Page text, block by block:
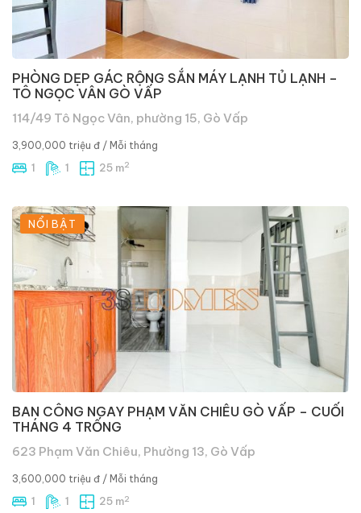
PHÒNG DẸP GÁC RỘNG SẮN MÁY LẠNH TỦ LẠNH –
TÔ NGỌC VÂN GÒ VẤP
114/49 Tô Ngọc Vân, phường 15, Gò Vấp
3,900,000 triệu đ / Mỗi tháng
1 1 25 m2
NỔI BẬT
BAN CÔNG NGAY PHẠM VĂN CHIÊU GÒ VẤP – CUỐI
THÁNG 4 TRỐNG
623 Phạm Văn Chiêu, Phường 13, Gò Vấp
3,600,000 triệu đ / Mỗi tháng
1 1 25 m2